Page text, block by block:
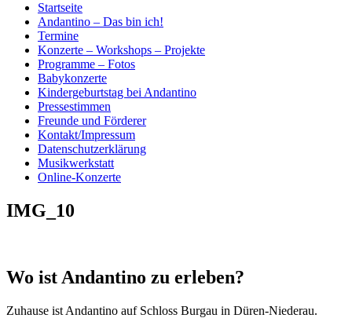
Startseite
Andantino – Das bin ich!
Termine
Konzerte – Workshops – Projekte
Programme – Fotos
Babykonzerte
Kindergeburtstag bei Andantino
Pressestimmen
Freunde und Förderer
Kontakt/Impressum
Datenschutzerklärung
Musikwerkstatt
Online-Konzerte
IMG_10
Wo ist Andantino zu erleben?
Zuhause ist Andantino auf Schloss Burgau in Düren-Niederau.